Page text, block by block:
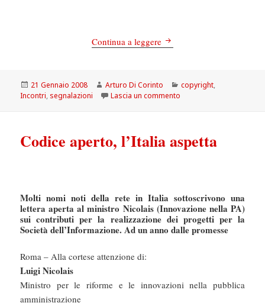
Continua a leggere DIGITAL RIGHTS
Scritto
il
21 Gennaio 2008 Autore
Arturo Di Corinto Categorie
copyright,
Incontri, segnalazioni Lascia un commento
Codice aperto, l’Italia aspetta
Molti nomi noti della rete in Italia sottoscrivono una
lettera aperta al ministro Nicolais (Innovazione nella PA)
sui contributi per la realizzazione dei progetti per la
Società dell’Informazione. Ad un anno dalle promesse
Roma – Alla cortese attenzione di:
Luigi Nicolais
Ministro per le riforme e le innovazioni nella pubblica
amministrazione